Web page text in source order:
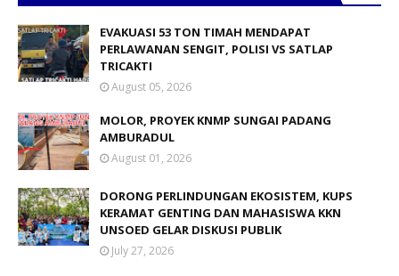
EVAKUASI 53 TON TIMAH MENDAPAT
PERLAWANAN SENGIT, POLISI VS SATLAP
TRICAKTI
August 05, 2026
MOLOR, PROYEK KNMP SUNGAI PADANG
AMBURADUL
August 01, 2026
DORONG PERLINDUNGAN EKOSISTEM, KUPS
KERAMAT GENTING DAN MAHASISWA KKN
UNSOED GELAR DISKUSI PUBLIK
July 27, 2026